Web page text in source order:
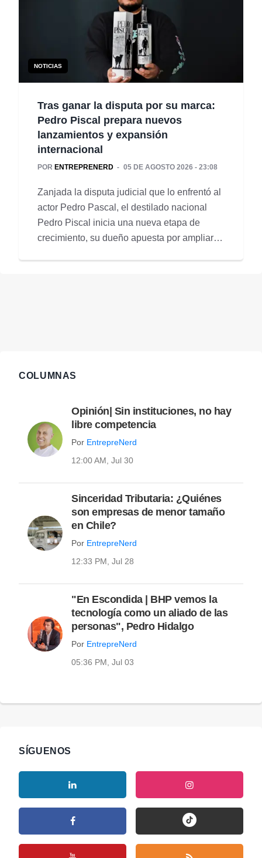
NOTICIAS
Tras ganar la disputa por su marca:
Pedro Piscal prepara nuevos
lanzamientos y expansión
internacional
POR ENTREPRENERD 05 DE AGOSTO 2026 - 23:08
Zanjada la disputa judicial que lo enfrentó al
actor Pedro Pascal, el destilado nacional
Pedro Piscal inicia una nueva etapa de
crecimiento, su dueño apuesta por ampliar
COLUMNAS
Opinión| Sin instituciones, no hay
libre competencia
Por EntrepreNerd
12:00 AM, Jul 30
Sinceridad Tributaria: ¿Quiénes
son empresas de menor tamaño
en Chile?
Por EntrepreNerd
12:33 PM, Jul 28
"En Escondida | BHP vemos la
tecnología como un aliado de las
personas", Pedro Hidalgo
Por EntrepreNerd
05:36 PM, Jul 03
SÍGUENOS